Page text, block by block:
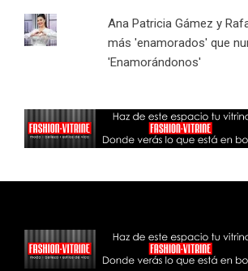
Ana Patricia Gámez y
más 'enamorados' que
'Enamorándonos'